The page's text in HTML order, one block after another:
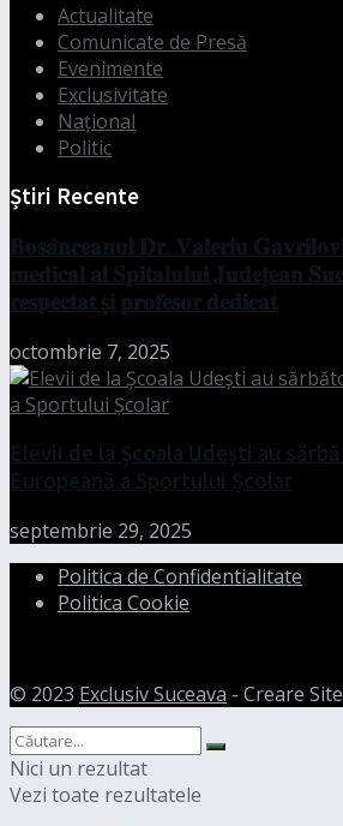
Actualitate
Comunicate de Presă
Evenimente
Exclusivitate
Național
Politic
Știri Recente
octombrie 7, 2025
septembrie 29, 2025
Politica de Confidentialitate
Politica Cookie
© 2023 Exclusiv Suceava - Creare Site
Nici un rezultat
Vezi toate rezultatele